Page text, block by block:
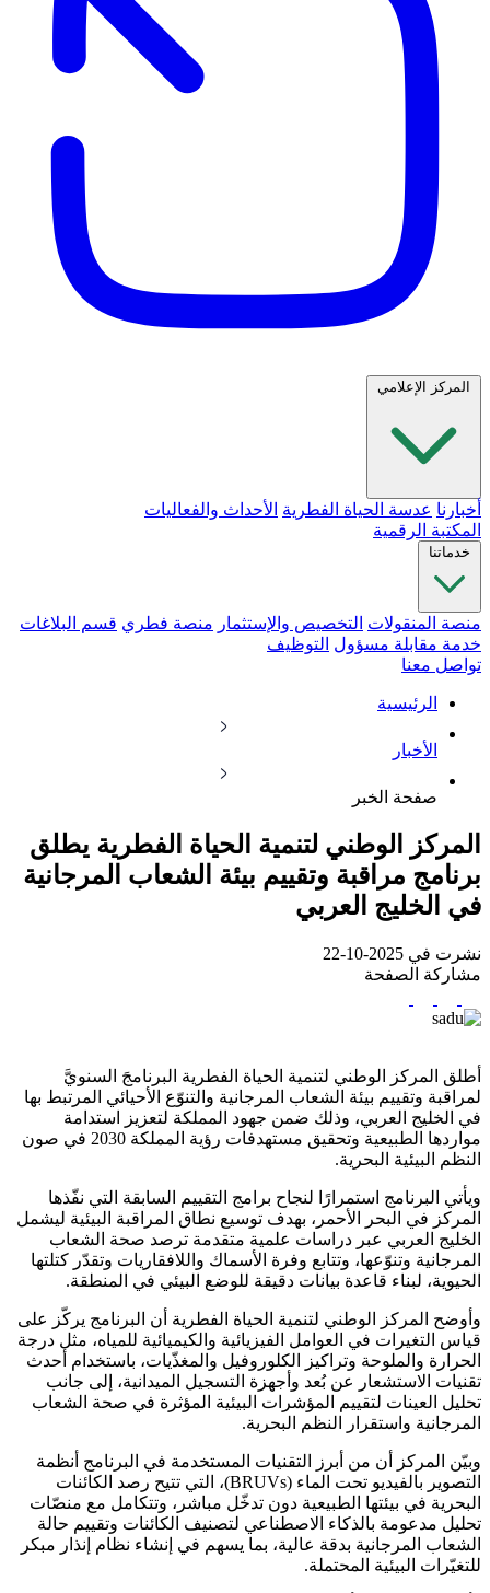
المركز الإعلامي
أخبارنا عدسة الحياة الفطرية الأحداث والفعاليات
المكتبة الرقمية
خدماتنا
منصة المنقولات التخصيص والإستثمار منصة فطري قسم البلاغات
خدمة مقابلة مسؤول التوظيف
تواصل معنا
الرئيسية
الأخبار
صفحة الخبر
المركز الوطني لتنمية الحياة الفطرية يطلق
برنامج مراقبة وتقييم بيئة الشعاب المرجانية
في الخليج العربي
نشرت في 2025-10-22
مشاركة الصفحة
أطلق المركز الوطني لتنمية الحياة الفطرية البرنامجَ السنويَّ
لمراقبة وتقييم بيئة الشعاب المرجانية والتنوّع الأحيائي المرتبط بها
في الخليج العربي، وذلك ضمن جهود المملكة لتعزيز استدامة
مواردها الطبيعية وتحقيق مستهدفات رؤية المملكة 2030 في صون
النظم البيئية البحرية.
ويأتي البرنامج استمرارًا لنجاح برامج التقييم السابقة التي نفّذها
المركز في البحر الأحمر، بهدف توسيع نطاق المراقبة البيئية ليشمل
الخليج العربي عبر دراسات علمية متقدمة ترصد صحة الشعاب
المرجانية وتنوّعها، وتتابع وفرة الأسماك واللافقاريات وتقدّر كتلتها
الحيوية، لبناء قاعدة بيانات دقيقة للوضع البيئي في المنطقة.
وأوضح المركز الوطني لتنمية الحياة الفطرية أن البرنامج يركّز على
قياس التغيرات في العوامل الفيزيائية والكيميائية للمياه، مثل درجة
الحرارة والملوحة وتراكيز الكلوروفيل والمغذّيات، باستخدام أحدث
تقنيات الاستشعار عن بُعد وأجهزة التسجيل الميدانية، إلى جانب
تحليل العينات لتقييم المؤشرات البيئية المؤثرة في صحة الشعاب
المرجانية واستقرار النظم البحرية.
وبيّن المركز أن من أبرز التقنيات المستخدمة في البرنامج أنظمة
التصوير بالفيديو تحت الماء (BRUVs)، التي تتيح رصد الكائنات
البحرية في بيئتها الطبيعية دون تدخّل مباشر، وتتكامل مع منصّات
تحليل مدعومة بالذكاء الاصطناعي لتصنيف الكائنات وتقييم حالة
الشعاب المرجانية بدقة عالية، بما يسهم في إنشاء نظام إنذار مبكر
للتغيّرات البيئية المحتملة.